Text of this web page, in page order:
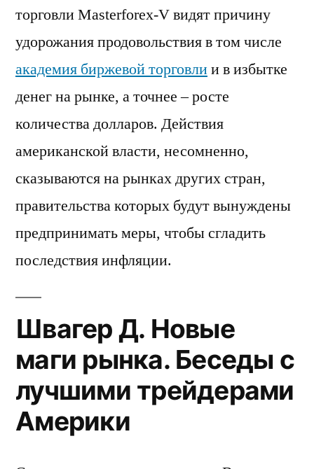
торговли Masterforex-V видят причину
удорожания продовольствия в том числе
академия биржевой торговлии в избытке
денег на рынке, а точнее – росте
количества долларов. Действия
американской власти, несомненно,
сказываются на рынках других стран,
правительства которых будут вынуждены
предпринимать меры, чтобы сгладить
последствия инфляции.
Швагер Д. Новые
маги рынка. Беседы с
лучшими трейдерами
Америки